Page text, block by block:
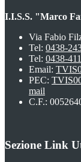
I.I.S.S. "Marco
Via Fabio
Tel: 0438-
Tel: 0438-
Email:
PEC:
mail
C.F.:
Sezione Link